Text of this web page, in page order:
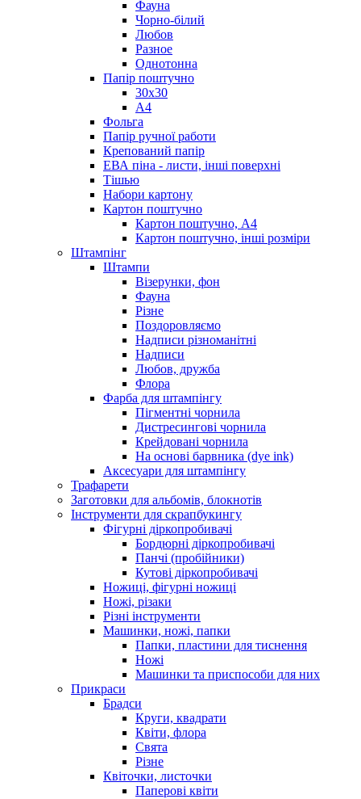
Фауна
Чорно-білий
Любов
Разное
Однотонна
Папір поштучно
30х30
А4
Фольга
Папір ручної работи
Крепований папір
ЕВА піна - листи, інші поверхні
Тішью
Набори картону
Картон поштучно
Картон поштучно, А4
Картон поштучно, інші розміри
Штампінг
Штампи
Візерунки, фон
Фауна
Різне
Поздоровляємо
Надписи різноманітні
Надписи
Любов, дружба
Флора
Фарба для штампінгу
Пігментні чорнила
Дистресингові чорнила
Крейдовані чорнила
На основі барвника (dye ink)
Аксесуари для штампінгу
Трафарети
Заготовки для альбомів, блокнотів
Інструменти для скрапбукингу
Фігурні діркопробивачі
Бордюрні діркопробивачі
Панчі (пробійники)
Кутові діркопробивачі
Ножиці, фігурні ножиці
Ножі, різаки
Різні інструменти
Машинки, ножі, папки
Папки, пластини для тиснення
Ножі
Машинки та приспособи для них
Прикраси
Брадси
Круги, квадрати
Квіти, флора
Свята
Різне
Квіточки, листочки
Паперові квіти